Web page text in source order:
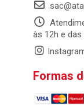
às 12h e das
Formas